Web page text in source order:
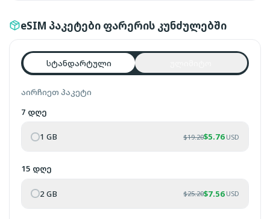
eSIM პაკეტები ფარერის კუნძულებში
სტანდარტული
აირჩიეთ პაკეტი
7 დღე
1 GB $19.20$5.76 USD
15 დღე
2 GB $25.20$7.56 USD